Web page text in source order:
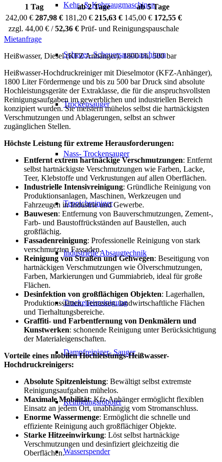
Kehr- & Kehrsaugmaschinen
Scheuer- Scheuersaugmaschinen
Trockensauger
Nass- Trockensauger
Teppichreiniger
Industrielle Absaugtechnik
Trockeneisreinigung
Dampfreiniger- Sauger
Reinigungsroboter
Wasserspender
1 Tag ab 2 Tage
ab 5 Tage
242,00 € 287,98 € 181,20 € 215,63 € 145,00 € 172,55 €
zzgl. 44,00 € /52,36 € Prüf- und Reinigungspauschale
Mietanfrage
Heißwasser, Diesel (KFZ Anhänger), 1800 l/h, 500 bar
Heißwasser-Hochdruckreiniger mit Dieselmotor (KFZ-Anhänger),
1800 Liter Fördermenge und bis zu 500 bar Druck sind absolute
Hochleistungsgeräte der Extraklasse, die für die anspruchsvollsten
Reinigungsaufgaben im gewerblichen und industriellen Bereich
konzipiert wurden. Sie meistern mühelos selbst die hartnäckigsten
Verschmutzungen und Ablagerungen, selbst an schwer
zugänglichen Stellen.
Höchste Leistung für extreme Herausforderungen:
Entfernt extrem hartnäckige Verschmutzungen: Entfernt
selbst hartnäckigste Verschmutzungen wie Farben, Lacke,
Teer, Klebstoffe und Verkrustungen auf allen Oberflächen.
Industrielle Intensivreinigung: Gründliche Reinigung von
Produktionsanlagen, Maschinen, Werkzeugen und
Fahrzeugen in Industrie und Gewerbe.
Bauwesen: Entfernung von Bauverschmutzungen, Zement-,
Farb- und Baustoffrückständen auf Baustellen, auch
großflächig.
Fassadenreinigung: Professionelle Reinigung von stark
verschmutzten Fassaden.
Reinigung von Straßen und Gehwegen: Beseitigung von
hartnäckigen Verschmutzungen wie Ölverschmutzungen,
Farben, Markierungen und Gummiabrieb, ideal für große
Flächen.
Desinfektion von großflächigen Objekten: Lagerhallen,
Produktionsstätten, Terrassen, landwirtschaftliche Flächen
und Tierhaltungsbereiche.
Graffiti- und Farbentfernung von Denkmälern und
Kunstwerken: schonende Reinigung unter Berücksichtigung
der Materialeigenschaften.
Vorteile eines mobilen Hochleistungs-Heißwasser-
Hochdruckreinigers:
Absolute Spitzenleistung: Bewältigt selbst extremste
Reinigungsaufgaben mühelos.
Maximale Mobilität: Kfz-Anhänger ermöglicht flexiblen
Einsatz an jedem Ort, unabhängig vom Stromanschluss.
Enorme Wassermenge: Ermöglicht die schnelle und
effiziente Reinigung auch großflächiger Objekte.
Starke Hitzeeinwirkung: Löst selbst hartnäckige
Verschmutzungen und desinfiziert gleichzeitig die
Oberflächen.